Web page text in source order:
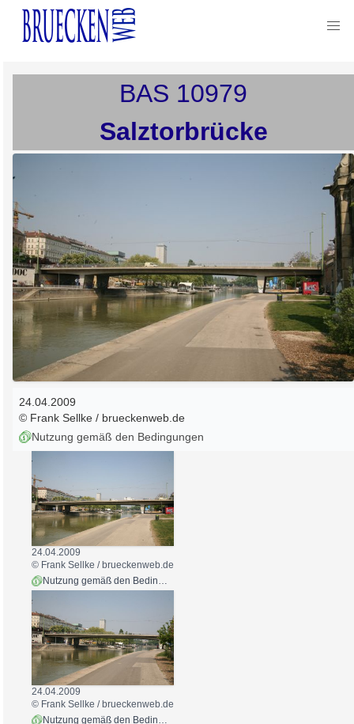
BAS 10979
Salztorbrücke
24.04.2009
© Frank Sellke / brueckenweb.de
Nutzung gemäß den Bedingungen
24.04.2009
© Frank Sellke / brueckenweb.de
24.04.2009
© Frank Sellke / brueckenweb.de